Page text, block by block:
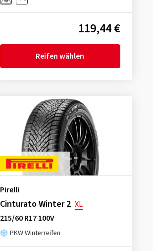
119,44 €
Reifen wählen
Pirelli
Cinturato Winter 2 XL
215/60 R17 100V
PKW Winterreifen